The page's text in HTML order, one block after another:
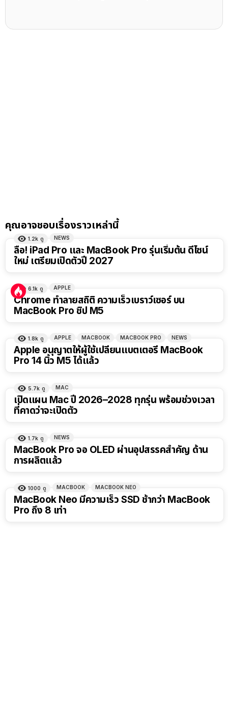
คุณอาจชอบเรื่องราวเหล่านี้
1.2k ดู NEWS
ลือ! iPad Pro และ MacBook Pro รุ่นเริ่มต้น ดีไซน์
ใหม่ เตรียมเปิดตัวปี 2027
6.1k ดู APPLE
Chrome ทำลายสถิติ ความเร็วเบราว์เซอร์ บน
MacBook Pro ชิป M5
1.8k ดู APPLE MACBOOK MACBOOK PRO NEWS
Apple อนุญาตให้ผู้ใช้เปลี่ยนแบตเตอรี่ MacBook
Pro 14 นิ้ว M5 ได้แล้ว
5.7k ดู MAC
เปิดแผน Mac ปี 2026–2028 ทุกรุ่น พร้อมช่วงเวลา
ที่คาดว่าจะเปิดตัว
1.7k ดู NEWS
MacBook Pro จอ OLED ผ่านอุปสรรคสำคัญ ด้าน
การผลิตแล้ว
1000 ดู MACBOOK MACBOOK NEO
MacBook Neo มีความเร็ว SSD ช้ากว่า MacBook
Pro ถึง 8 เท่า